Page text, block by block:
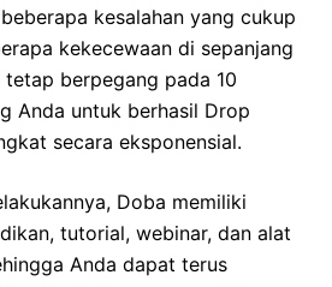
kesalahan yang cukup
kekecewaan di sepanjang
tetap berpegang pada 10
Anda untuk berhasil Drop
secara eksponensial.
Doba memiliki
tutorial, webinar, dan alat
Anda dapat terus